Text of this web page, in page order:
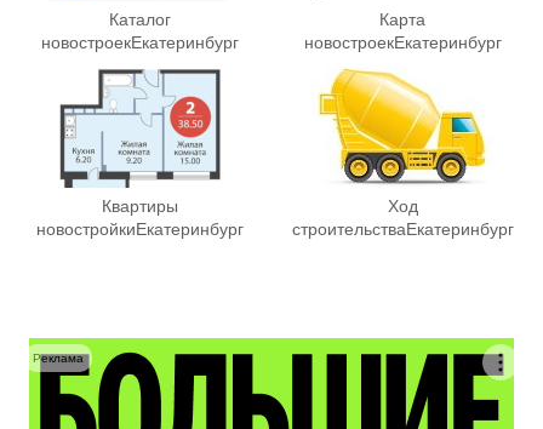
Каталог
новостроекЕкатеринбург
Карта
новостроекЕкатеринбург
Квартиры
новостройкиЕкатеринбург
Ход
строительстваЕкатеринбург
Реклама